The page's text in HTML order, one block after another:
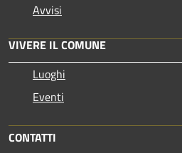
Avvisi
VIVERE IL COMUNE
Luoghi
Eventi
CONTATTI